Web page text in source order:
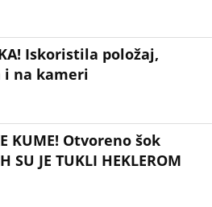
Iskoristila položaj,
i na kameri
KUME! Otvoreno šok
JE TUKLI HEKLEROM